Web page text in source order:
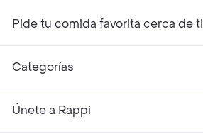
Pide tu comida favorita cerca de ti
Categorías
Únete a Rappi